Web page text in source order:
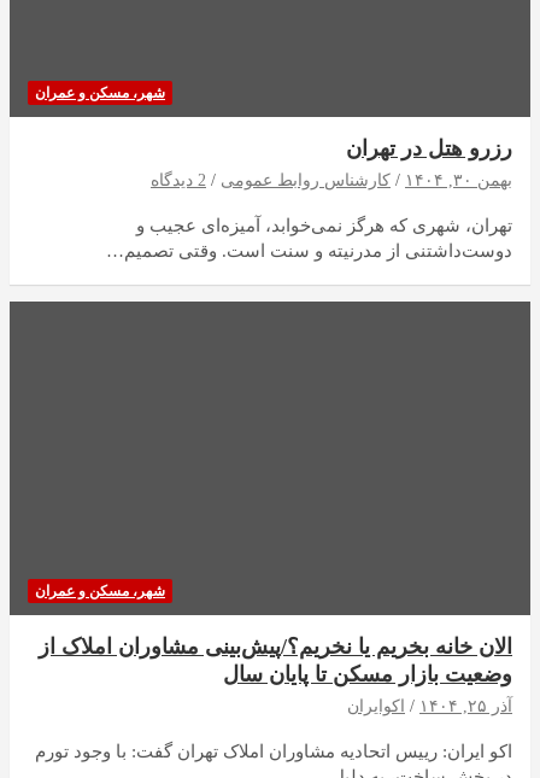
شهر، مسکن و عمران
رزرو هتل در تهران
بهمن ۳۰, ۱۴۰۴ کارشناس روابط عمومی 2 دیدگاه
تهران، شهری که هرگز نمی‌خوابد، آمیزه‌ای عجیب و
دوست‌داشتنی از مدرنیته و سنت است. وقتی تصمیم…
شهر، مسکن و عمران
الان خانه بخریم یا نخریم؟/پیش‌بینی مشاوران املاک از
وضعیت بازار مسکن تا پایان سال
آذر ۲۵, ۱۴۰۴ اکوایران
اکو ایران: رییس اتحادیه مشاوران املاک تهران گفت: با وجود تورم